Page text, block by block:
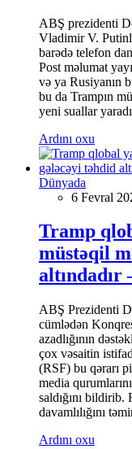
ABŞ prezidenti
Vladimir V.
barədə telefon
Post məlumat
və ya Rusiyanın
bu da Trampın
yeni suallar
Ardını oxu
Dünyada
6 Fevral
Tramp
müstəqil
altındadır
ABŞ Prezidenti
cümlədən
azadlığının
çox vəsaitin
(RSF) bu qərarı
media
saldığını
davamlılığını
Ardını oxu